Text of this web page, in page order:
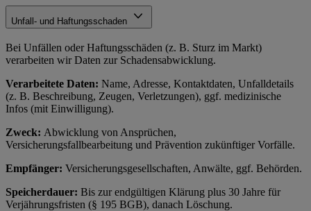
Unfall- und Haftungsschaden
Bei Unfällen oder Haftungsschäden (z. B. Sturz im Markt)
verarbeiten wir Daten zur Schadensabwicklung.
Verarbeitete Daten: Name, Adresse, Kontaktdaten, Unfalldetails
(z. B. Beschreibung, Zeugen, Verletzungen), ggf. medizinische
Infos (mit Einwilligung).
Zweck: Abwicklung von Ansprüchen,
Versicherungsfallbearbeitung und Prävention zukünftiger Vorfälle.
Empfänger: Versicherungsgesellschaften, Anwälte, ggf. Behörden.
Speicherdauer: Bis zur endgültigen Klärung plus 30 Jahre für
Verjährungsfristen (§ 195 BGB), danach Löschung.